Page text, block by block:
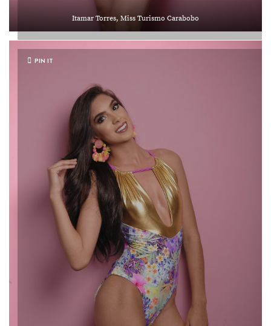
Itamar Torres, Miss Turismo Carabobo
PIN IT